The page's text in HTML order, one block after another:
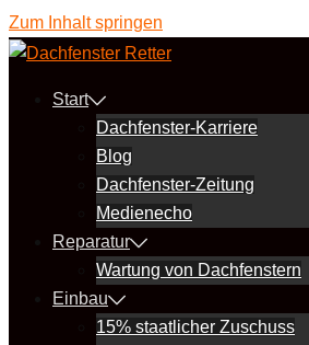
Zum Inhalt springen
Start
Dachfenster-Karriere
Blog
Dachfenster-Zeitung
Medienecho
Reparatur
Wartung von Dachfenstern
Einbau
15% staatlicher Zuschuss